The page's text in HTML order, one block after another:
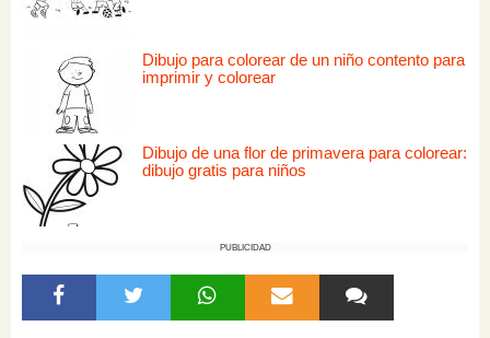
Dibujo para colorear de un niño contento para
imprimir y colorear
Dibujo de una flor de primavera para colorear:
dibujo gratis para niños
PUBLICIDAD